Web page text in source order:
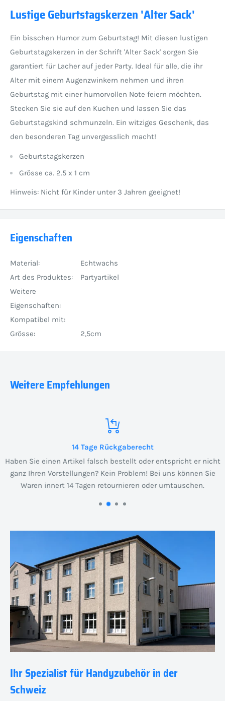
Lustige Geburtstagskerzen 'Alter Sack'
Ein bisschen Humor zum Geburtstag! Mit diesen lustigen
Geburtstagskerzen in der Schrift 'Alter Sack' sorgen Sie
garantiert für Lacher auf jeder Party. Ideal für alle, die ihr
Alter mit einem Augenzwinkern nehmen und ihren
Geburtstag mit einer humorvollen Note feiern möchten.
Stecken Sie sie auf den Kuchen und lassen Sie das
Geburtstagskind schmunzeln. Ein witziges Geschenk, das
den besonderen Tag unvergesslich macht!
Geburtstagskerzen
Grösse ca. 2.5 x 1 cm
Hinweis: Nicht für Kinder unter 3 Jahren geeignet!
Eigenschaften
Material:
Echtwachs
Art des Produktes:
Partyartikel
Weitere
Eigenschaften:
Kompatibel mit:
Grösse:
2,5cm
Weitere Empfehlungen
14 Tage Rückgaberecht
Haben Sie einen Artikel falsch bestellt oder entspricht er nicht
ganz Ihren Vorstellungen? Kein Problem! Bei uns können Sie
Waren innert 14 Tagen retournieren oder umtauschen.
Ihr Spezialist für Handyzubehör in der
Schweiz